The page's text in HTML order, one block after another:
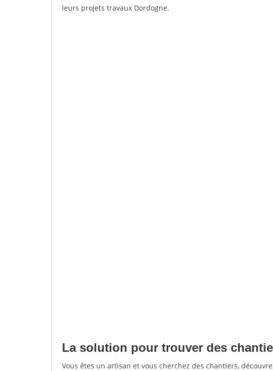
leurs projets travaux Dordogne.
La solution pour trouver des
Vous êtes un artisan et vous cherchez des chantiers,